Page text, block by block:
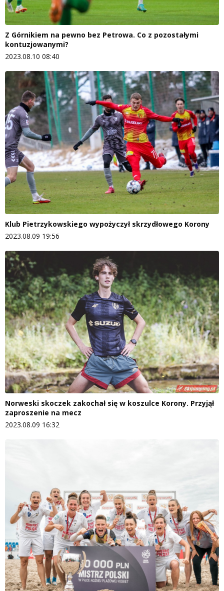
Z Górnikiem na pewno bez Petrowa. Co z pozostałymi
kontuzjowanymi?
2023.08.10 08:40
Klub Pietrzykowskiego wypożyczył skrzydłowego Korony
2023.08.09 19:56
Norweski skoczek zakochał się w koszulce Korony. Przyjął
zaproszenie na mecz
2023.08.09 16:32